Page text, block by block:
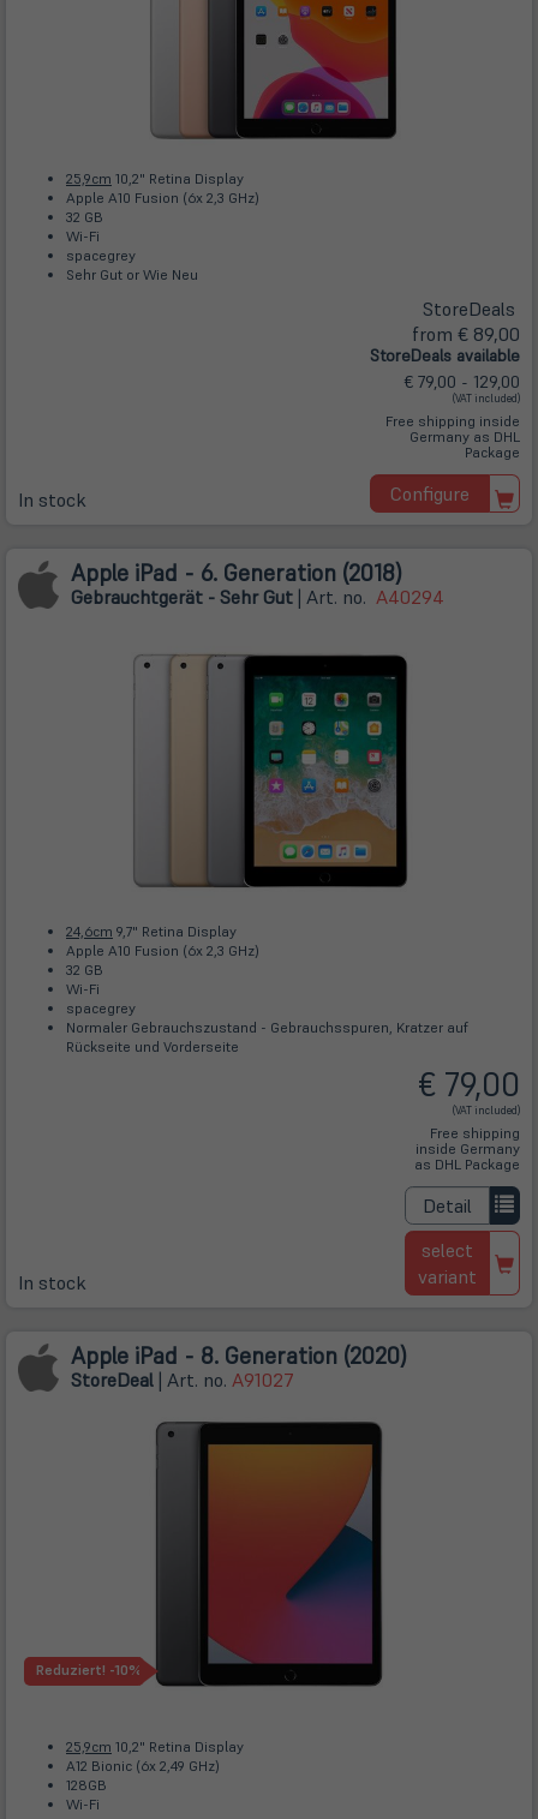
25,9cm 10,2" Retina Display
Apple A10 Fusion (6x 2,3 GHz)
32 GB
Wi-Fi
spacegrey
Sehr Gut or Wie Neu
In stock
StoreDeals
from € 89,00
StoreDeals available
€ 79,00 - 129,00
(VAT included)
Free shipping inside
Germany as DHL
Package
Configure
Apple iPad - 6. Generation (2018)
Gebrauchtgerät - Sehr Gut| Art. no. A40294
24,6cm 9,7" Retina Display
Apple A10 Fusion (6x 2,3 GHz)
32 GB
Wi-Fi
spacegrey
Normaler Gebrauchszustand - Gebrauchsspuren, Kratzer auf
Rückseite und Vorderseite
In stock
€ 79,00
(VAT included)
Free shipping
inside Germany
as DHL Package
Detail
select
variant
Apple iPad - 8. Generation (2020)
StoreDeal| Art. no. A91027
Reduziert! -10%
25,9cm 10,2" Retina Display
A12 Bionic (6x 2,49 GHz)
128GB
Wi-Fi